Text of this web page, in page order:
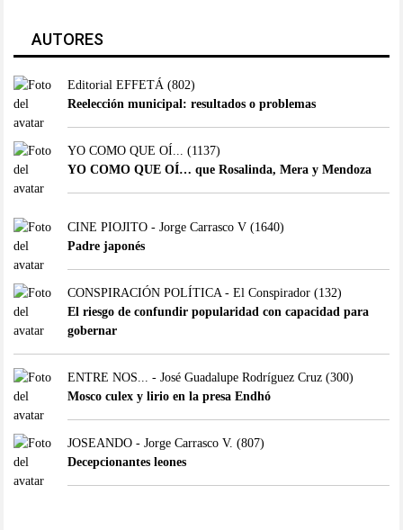
AUTORES
Editorial EFFETÁ(802)
Reelección municipal: resultados o problemas
YO COMO QUE OÍ... (1137)
YO COMO QUE OÍ… que Rosalinda, Mera y Mendoza
CINE PIOJITO - Jorge Carrasco V(1640)
Padre japonés
CONSPIRACIÓN POLÍTICA - El Conspirador(132)
El riesgo de confundir popularidad con capacidad para
gobernar
ENTRE NOS... - José Guadalupe Rodríguez Cruz(300)
Mosco culex y lirio en la presa Endhó
JOSEANDO - Jorge Carrasco V. (807)
Decepcionantes leones